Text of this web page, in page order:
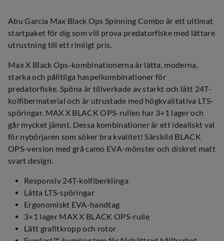
Abu Garcia Max Black Ops Spinning Combo är ett ultimat
startpaket för dig som vill prova predatorfiske med lättare
utrustning till ett rimligt pris.
Max X Black Ops-kombinationerna är lätta, moderna,
starka och pålitliga haspelkombinationer för
predatorfiske. Spöna är tillverkade av starkt och lätt 24T-
kolfibermaterial och är utrustade med högkvalitativa LTS-
spöringar. MAX X BLACK OPS-rullen har 3+1 lager och
går mycket jämnt. Dessa kombinationer är ett idealiskt val
för nybörjaren som söker bra kvalitet! Särskild BLACK
OPS-version med grå camo EVA-mönster och diskret matt
svart design.
Responsiv 24T-kolfiberklinga
Lätta LTS-spöringar
Ergonomiskt EVA-handtag
3+1 lager MAX X BLACK OPS-rulle
Lätt grafitkropp och rotor